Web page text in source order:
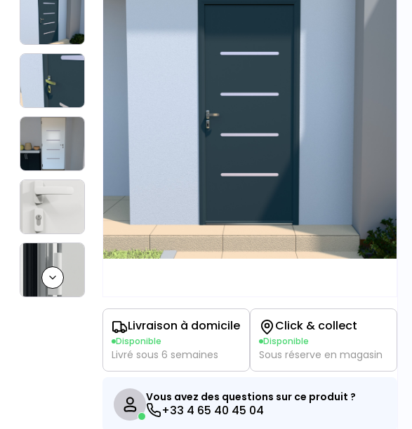
Next slide Livraison à domicile
Disponible
Livré sous 6 semaines
Click & collect
Disponible
Sous réserve en magasin
Vous avez des questions sur ce produit ?
+33 4 65 40 45 04